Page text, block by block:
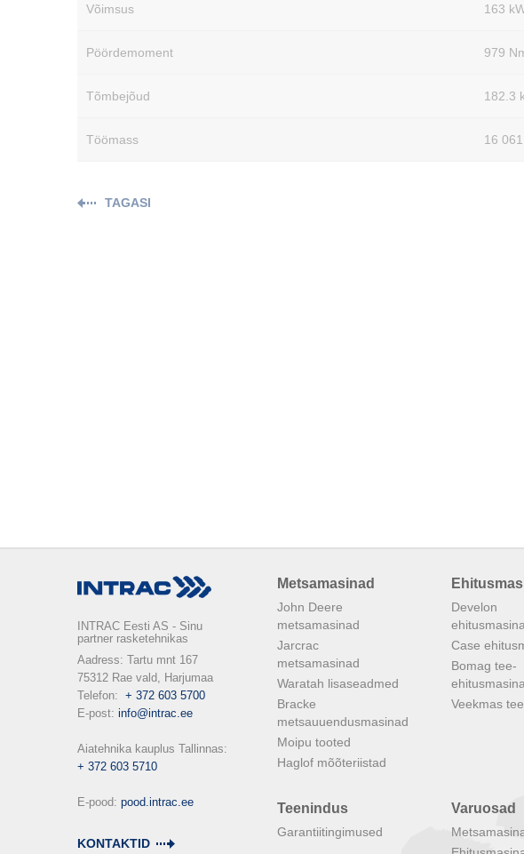
Võimsus 163
Pöördemoment 979
Tõmbejõud 182.3
Töömass 16
TAGASI
INTRAC Eesti AS - Sinu
partner rasketehnikas
Aadress: Tartu mnt 167
75312 Rae vald, Harjumaa
Telefon: + 372 603 5700
E-post: info@intrac.ee
+ 372 603 5710
E-pood: pood.intrac.ee
KONTAKTID
Metsamasinad
John Deere
metsamasinad
Jarcrac
metsamasinad
Waratah lisaseadmed
Bracke
metsauuendusmasinad
Moipu tooted
Haglof mõõteriistad
Develon
Case
Bomag tee-
Veekmas
Teenindus
Garantiitingimused
Varuosad